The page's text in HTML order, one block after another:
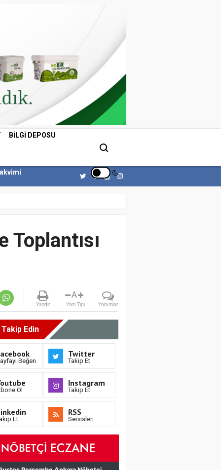
BILGI DEPOSU
Yazdır
A
Yazı Tipi Yorumlar
Edin
Beğen
Twitter
Takip Et
Ol
Instagram
Takip Et
Et
RSS
Servisleri